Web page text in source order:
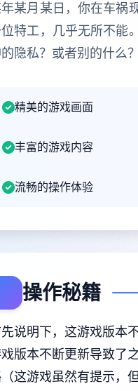
某月某日，你在车祸
特工，几乎无所不能
隐私？或者别的什么？
精美的游戏画面
丰富的游戏内容
流畅的操作体验
操作秘籍
说明下，这游戏版本
版本不断更新导致了
（这游戏虽然有提示，